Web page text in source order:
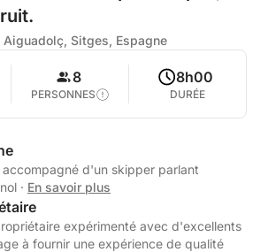
Sitges, Espagne
8
PERSONNES
8h00
DURÉE
accompagné d'un skipper parlant
· En savoir plus
expérimenté avec d'excellents
à fournir une expérience de qualité